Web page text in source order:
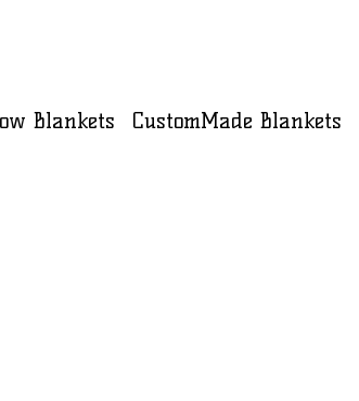
Blankets CustomMade Blankets